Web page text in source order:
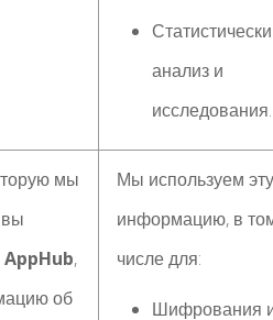
анализ и
исследования.
мы
AppHub,
об
Мы используем эту
информацию, в
числе для:
Шифрования